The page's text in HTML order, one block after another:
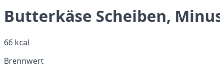
Butterkäse Scheiben,
66 kcal
Brennwert